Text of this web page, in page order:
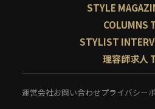
STYLE
COLUMNS
STYLIST
理容師求人
運営会社お問い合わせプライバシー